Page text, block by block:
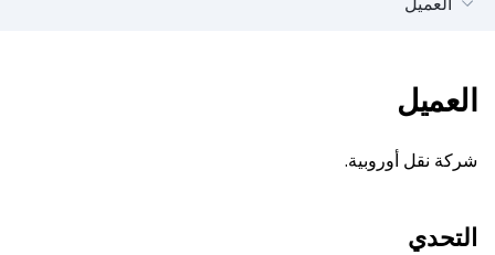
العميل
شركة نقل أوروبية.
التحدي